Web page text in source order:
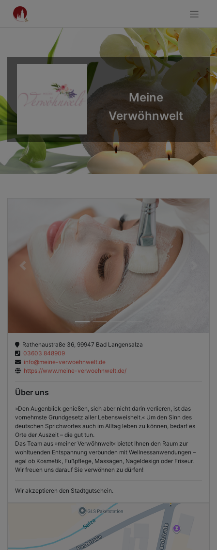
content
Meine
Verwöhnwelt
Previous
Rathenaustraße 36, 99947 Bad Langensalza
03603 848909
info@meine-verwoehnwelt.de
https://www.meine-verwoehnwelt.de/
Über uns
»Den Augenblick genießen, sich aber nicht darin verlieren, ist das
vornehmste Grundgesetz aller Lebensweisheit.« Um den Sinn des
deutschen Sprichwortes auch im Alltag leben zu können, bedarf es
Orte der Auszeit – die gut tun.
Das Team aus »meiner Verwöhnwelt« bietet Ihnen den Raum zur
wohltuenden Entspannung verbunden mit Wellnessanwendungen –
egal ob Kosmetik, Fußpflege, Massagen, Nageldesign oder Friseur.
Wir freuen uns darauf Sie verwöhnen zu dürfen!
Wir akzeptieren den Stadtgutschein.